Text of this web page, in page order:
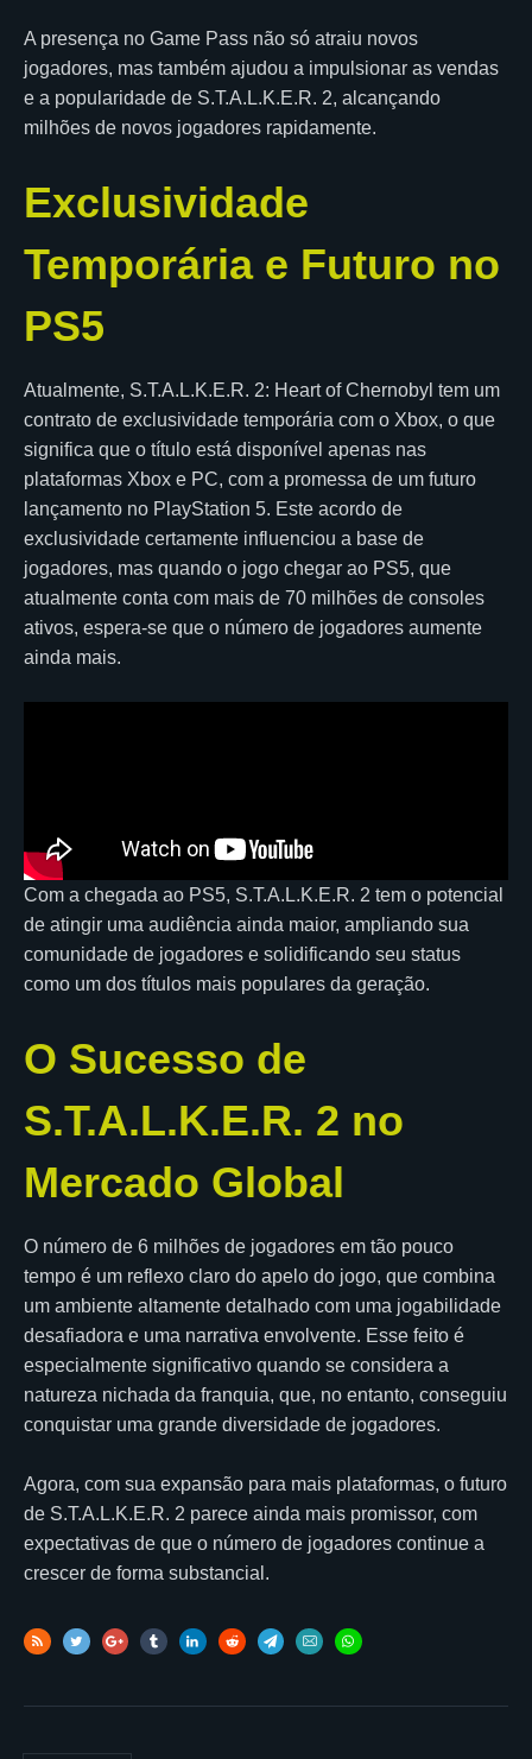
A presença no Game Pass não só atraiu novos
jogadores, mas também ajudou a impulsionar as vendas
e a popularidade de S.T.A.L.K.E.R. 2, alcançando
milhões de novos jogadores rapidamente.
Exclusividade
Temporária e Futuro no
PS5
Atualmente, S.T.A.L.K.E.R. 2: Heart of Chernobyl tem um
contrato de exclusividade temporária com o Xbox, o que
significa que o título está disponível apenas nas
plataformas Xbox e PC, com a promessa de um futuro
lançamento no PlayStation 5. Este acordo de
exclusividade certamente influenciou a base de
jogadores, mas quando o jogo chegar ao PS5, que
atualmente conta com mais de 70 milhões de consoles
ativos, espera-se que o número de jogadores aumente
ainda mais.
Com a chegada ao PS5, S.T.A.L.K.E.R. 2 tem o potencial
de atingir uma audiência ainda maior, ampliando sua
comunidade de jogadores e solidificando seu status
como um dos títulos mais populares da geração.
O Sucesso de
S.T.A.L.K.E.R. 2 no
Mercado Global
O número de 6 milhões de jogadores em tão pouco
tempo é um reflexo claro do apelo do jogo, que combina
um ambiente altamente detalhado com uma jogabilidade
desafiadora e uma narrativa envolvente. Esse feito é
especialmente significativo quando se considera a
natureza nichada da franquia, que, no entanto, conseguiu
conquistar uma grande diversidade de jogadores.
Agora, com sua expansão para mais plataformas, o futuro
de S.T.A.L.K.E.R. 2 parece ainda mais promissor, com
expectativas de que o número de jogadores continue a
crescer de forma substancial.